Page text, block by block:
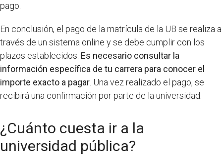
pago.
En conclusión, el pago de la matrícula de la UB se realiza a
través de un sistema online y se debe cumplir con los
plazos establecidos. Es necesario consultar la
información específica de tu carrera para conocer el
importe exacto a pagar . Una vez realizado el pago, se
recibirá una confirmación por parte de la universidad.
¿Cuánto cuesta ir a la
universidad pública?